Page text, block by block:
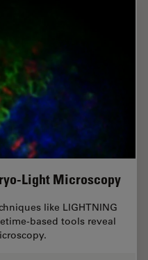
Light Microscopy
like LIGHTNING
based tools reveal